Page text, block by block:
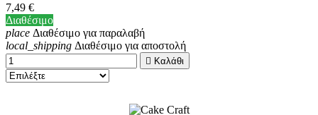
7,49 €
Διαθέσιμο
place Διαθέσιμο για παραλαβή
local_shipping Διαθέσιμο για αποστολή
 Καλάθι